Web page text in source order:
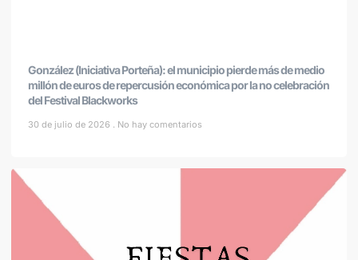
González (Iniciativa Porteña): el municipio pierde más de medio
millón de euros de repercusión económica por la no celebración
del Festival Blackworks
30 de julio de 2026 No hay comentarios